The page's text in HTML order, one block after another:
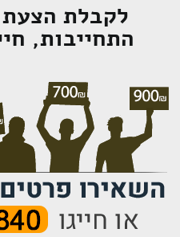
לקבלת
התחייבות,